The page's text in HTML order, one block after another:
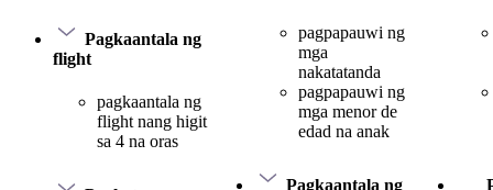
Pagkaantala ng
flight
pagkaantala ng
flight nang higit
sa 4 na oras
pagpapauwi ng
mga
nakatatanda
pagpapauwi ng
mga menor de
edad na anak
Pagkaantala ng